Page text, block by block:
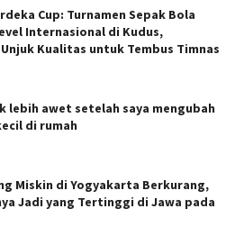
Cup: Turnamen Sepak Bola
Internasional di Kudus,
Kualitas untuk Tembus Timnas
lebih awet setelah saya mengubah
di rumah
Miskin di Yogyakarta Berkurang,
Jadi yang Tertinggi di Jawa pada